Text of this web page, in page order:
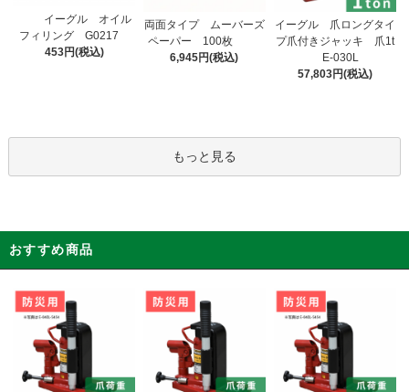
イーグル オイル
フィリング G0217
453円(税込)
両面タイプ ムーバーズ
ペーパー 100枚
6,945円(税込)
イーグル 爪ロングタイ
プ爪付きジャッキ 爪1t
E-030L
57,803円(税込)
もっと見る
おすすめ商品